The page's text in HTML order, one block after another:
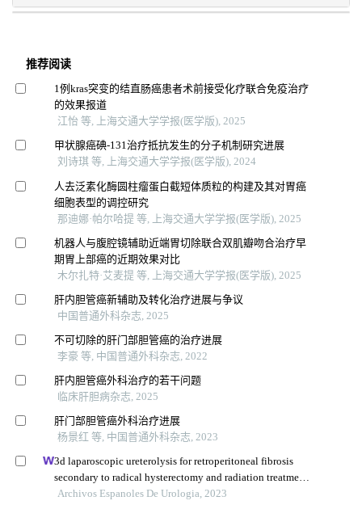
推荐阅读
1例kras突变的结直肠癌患者术前接受化疗联合免疫治疗
的效果报道
江怡 等, 上海交通大学学报(医学版), 2025
甲状腺癌碘-131治疗抵抗发生的分子机制研究进展
刘诗琪 等, 上海交通大学学报(医学版), 2024
人去泛素化酶圆柱瘤蛋白截短体质粒的构建及其对胃癌
细胞表型的调控研究
那迪娜·帕尔哈提 等, 上海交通大学学报(医学版), 2025
机器人与腹腔镜辅助近端胃切除联合双肌瓣吻合治疗早
期胃上部癌的近期效果对比
木尔扎特·艾麦提 等, 上海交通大学学报(医学版), 2025
肝内胆管癌新辅助及转化治疗进展与争议
中国普通外科杂志, 2025
不可切除的肝门部胆管癌的治疗进展
李豪 等, 中国普通外科杂志, 2022
肝内胆管癌外科治疗的若干问题
临床肝胆病杂志, 2025
肝门部胆管癌外科治疗进展
杨景红 等, 中国普通外科杂志, 2023
3d laparoscopic ureterolysis for retroperitoneal fibrosis
secondary to radical hysterectomy and radiation treatment
for cervical cancer: results from the oncological institute,
Archivos Espanoles De Urologia, 2023